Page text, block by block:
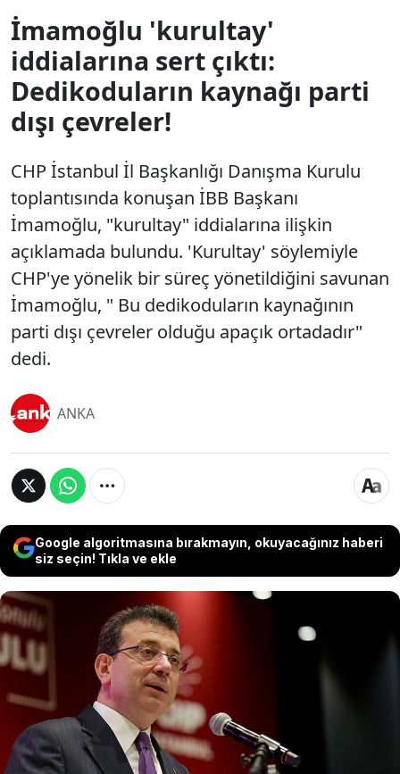
İmamoğlu 'kurultay'
iddialarına sert çıktı:
Dedikoduların kaynağı parti
dışı çevreler!
CHP İstanbul İl Başkanlığı Danışma Kurulu
toplantısında konuşan İBB Başkanı
İmamoğlu, "kurultay" iddialarına ilişkin
açıklamada bulundu. 'Kurultay' söylemiyle
CHP'ye yönelik bir süreç yönetildiğini savunan
İmamoğlu, " Bu dedikoduların kaynağının
parti dışı çevreler olduğu apaçık ortadadır"
dedi.
ANKA
Google algoritmasına bırakmayın, okuyacağınız haberi
siz seçin! Tıkla ve ekle
CHP İstanbul İl Başkanlığı Danışma Kurulu
toplantısında konuşan İBB Başkanı İmamoğlu,
"kurultay" iddialarına ilişkin açıklamada bulundu.
'Kurultay' söylemiyle CHP'ye yönelik bir süreç
yönetildiğini savunan İmamoğlu, " Bu
dedikoduların kaynağının parti dışı çevreler
olduğu apaçık ortadadır" dedi.